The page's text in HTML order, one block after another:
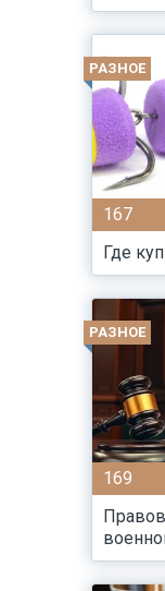
РАЗНОЕ
167
Где
РАЗНОЕ
169